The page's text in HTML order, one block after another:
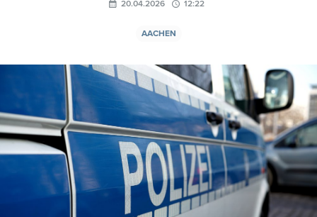
20.04.2026 12:22
AACHEN